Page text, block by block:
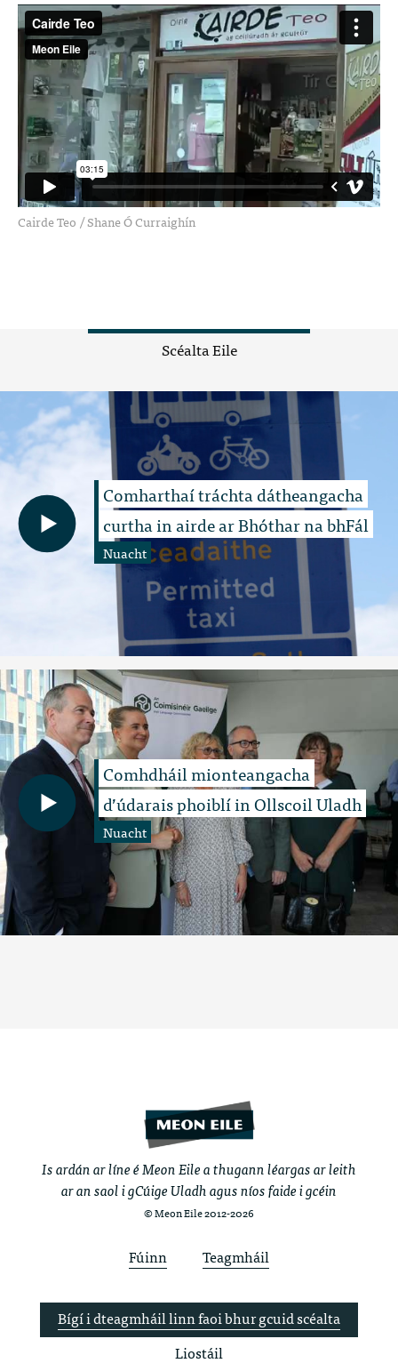
Cairde Teo /Shane Ó Curraighín
Scéalta Eile
Comharthaí tráchta dátheangacha
curtha in airde ar Bhóthar na bhFál
Nuacht
Comhdháil mionteangacha
d’údarais phoiblí in Ollscoil Uladh
Nuacht
Is ardán ar líne é Meon Eile a thugann léargas ar leith
ar an saol i gCúige Uladh agus níos faide i gcéin
© Meon Eile 2012-2026
Fúinn Teagmháil
Bígí i dteagmháil linn faoi bhur gcuid scéalta
Liostáil